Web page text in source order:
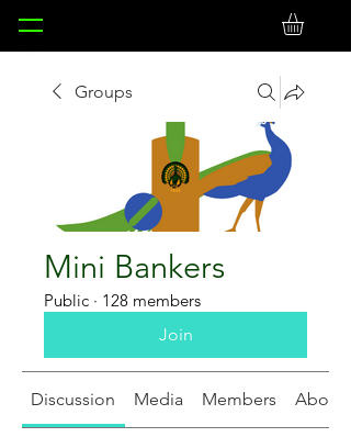
Groups
Mini Bankers
Public · 128 members
Join
Discussion Media Members About